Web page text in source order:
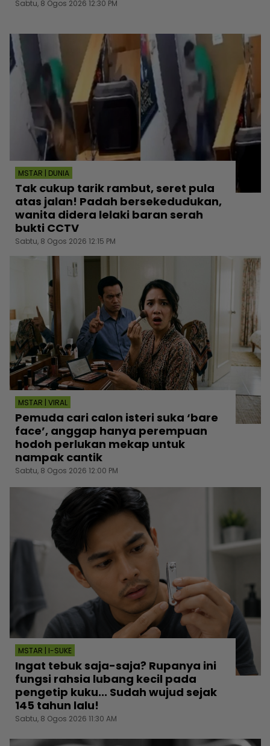
Sabtu, 8 Ogos 2026 12:30 PM
MSTAR | DUNIA
Tak cukup tarik rambut, seret pula
atas jalan! Padah bersekedudukan,
wanita didera lelaki baran serah
bukti CCTV
Sabtu, 8 Ogos 2026 12:15 PM
MSTAR | VIRAL
Pemuda cari calon isteri suka ‘bare
face’, anggap hanya perempuan
hodoh perlukan mekap untuk
nampak cantik
Sabtu, 8 Ogos 2026 12:00 PM
MSTAR | I-SUKE
Ingat tebuk saja-saja? Rupanya ini
fungsi rahsia lubang kecil pada
pengetip kuku... Sudah wujud sejak
145 tahun lalu!
Sabtu, 8 Ogos 2026 11:30 AM